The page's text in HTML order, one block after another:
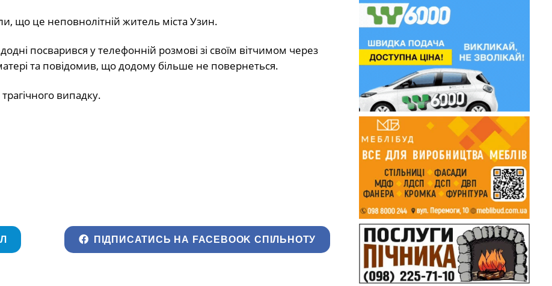
що це неповнолітній житель міста Узин.
посварився у телефонній розмові зі своїм вітчимом через
та повідомив, що додому більше не повернеться.
випадку.
ПІДПИСАТИСЬ НА FACEBOOK СПІЛЬНОТУ